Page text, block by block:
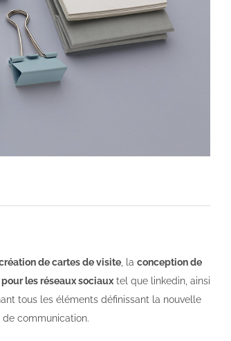
de cartes de visite, la conception de
les réseaux sociauxtel que linkedin, ainsi
tous les éléments définissant la nouvelle
communication.